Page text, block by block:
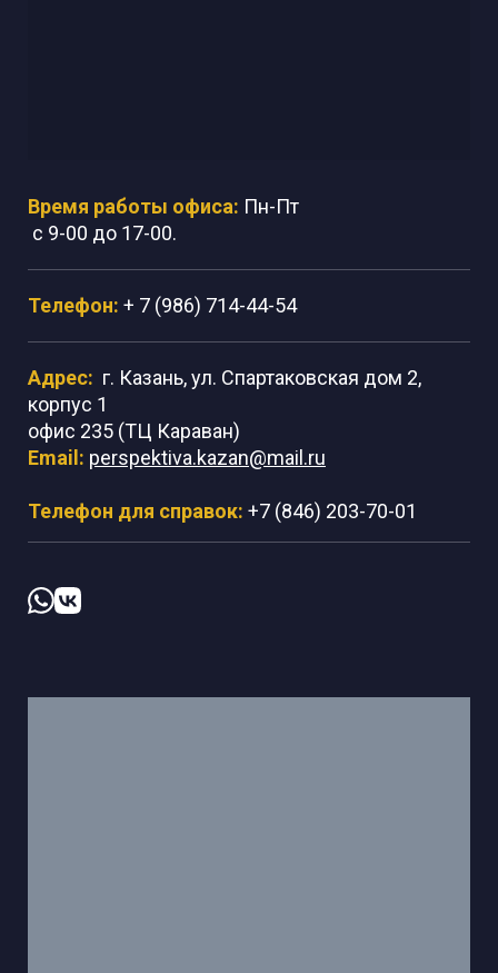
Время работы офиса: Пн-Пт
с 9-00 до 17-00.
Телефон: + 7 (986) 714-44-54
Адрес: г. Казань, ул. Спартаковская дом 2,
корпус 1
офис 235 (ТЦ Караван)
Email: perspektiva.kazan@mail.ru
Телефон для справок: +7 (846) 203-70-01